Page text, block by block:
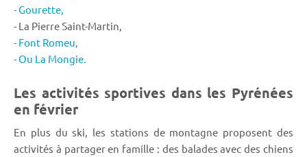
- Gourette,
- La Pierre Saint-Martin,
- Font Romeu,
- Ou La Mongie.
Les activités sportives dans les Pyrénées
en février
En plus du ski, les stations de montagne proposent des
activités à partager en famille : des balades avec des chiens